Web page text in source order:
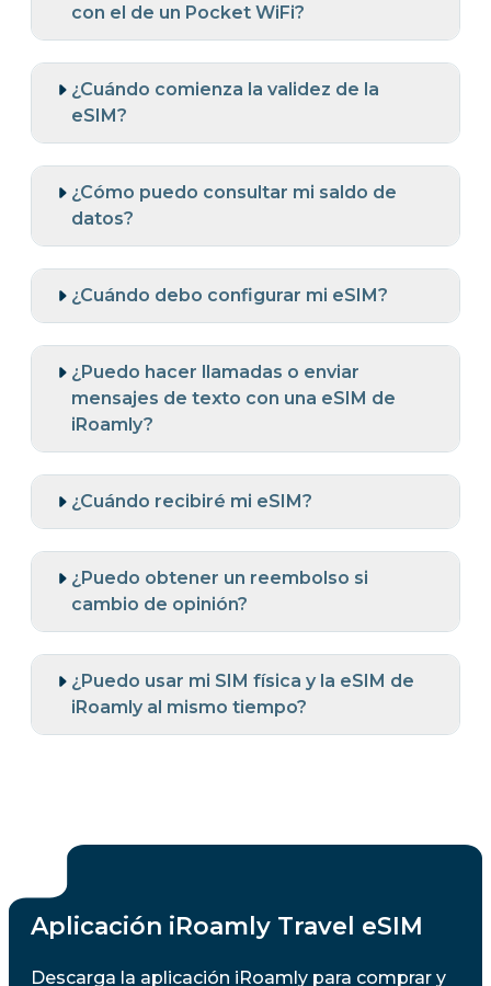
con el de un Pocket WiFi?
¿Cuándo comienza la validez de la
eSIM?
¿Cómo puedo consultar mi saldo de
datos?
¿Cuándo debo configurar mi eSIM?
¿Puedo hacer llamadas o enviar
mensajes de texto con una eSIM de
iRoamly?
¿Cuándo recibiré mi eSIM?
¿Puedo obtener un reembolso si
cambio de opinión?
¿Puedo usar mi SIM física y la eSIM de
iRoamly al mismo tiempo?
Aplicación iRoamly Travel eSIM
Descarga la aplicación iRoamly para comprar y